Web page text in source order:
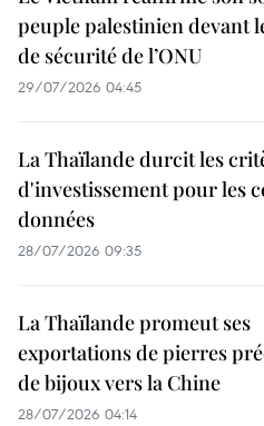
peuple palestinien devant
de sécurité de l’ONU
29/07/2026 04:45
La Thaïlande durcit les
d'investissement pour les
données
28/07/2026 09:35
La Thaïlande promeut ses
exportations de pierres
de bijoux vers la Chine
28/07/2026 04:14